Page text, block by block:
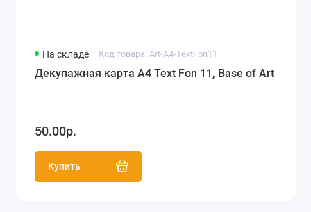
На складе Код товара: Art-A4-TextFon11
Декупажная карта А4 Text Fon 11, Base of Art
50.00р.
Купить